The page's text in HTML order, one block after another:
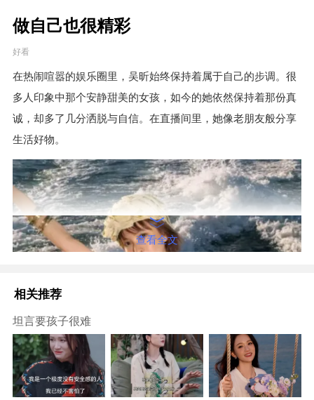
做自己也很精彩
好看
在热闹喧嚣的娱乐圈里，吴昕始终保持着属于自己的步调。很
多人印象中那个安静甜美的女孩，如今的她依然保持着那份真
诚，却多了几分洒脱与自信。在直播间里，她像老朋友般分享
生活好物。
在旅途中，她是妈妈最棒的摄影师。同时，无论是工作生活，
查看全文
相关推荐
坦言要孩子很难